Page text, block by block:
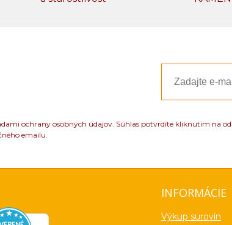
ochrany osobných údajov. Súhlas potvrdíte kliknutím na
emailu.
INFORMÁCIE
Výkup surovín